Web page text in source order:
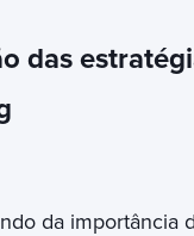
das
da importância